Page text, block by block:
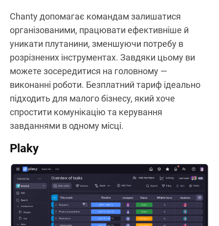
Chanty допомагає командам залишатися
організованими, працювати ефективніше й
уникати плутанини, зменшуючи потребу в
розрізнених інструментах. Завдяки цьому ви
можете зосередитися на головному —
виконанні роботи. Безплатний тариф ідеально
підходить для малого бізнесу, який хоче
спростити комунікацію та керування
завданнями в одному місці.
Plaky